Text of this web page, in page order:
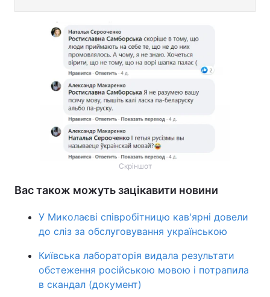
Скріншот
Вас також можуть зацікавити новини
У Миколаєві співробітницю кав'ярні довели
до сліз за обслуговування українською
Київська лабораторія видала результати
обстеження російською мовою і потрапила
в скандал (документ)